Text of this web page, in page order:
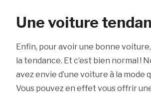
Une voiture
Enfin, pour avoir une bonne
la tendance. Et c’est bien normal !
avez envie d’une voiture à la
Vous pouvez en effet vous offrir